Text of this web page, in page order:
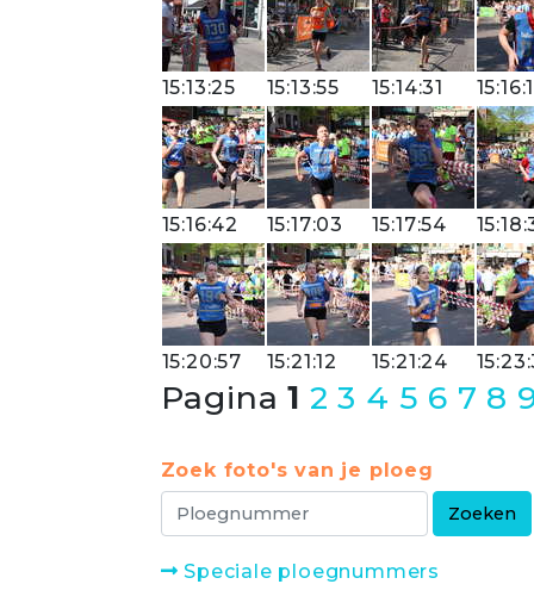
15:13:25 15:13:55 15:14:31
15:16:42 15:17:03 15:17:54
15:20:57 15:21:12 15:21:24
Pagina1 2 3 4 5 6 7 8
Zoek foto's van je ploeg
Speciale ploegnummers